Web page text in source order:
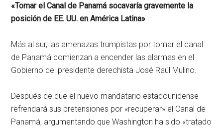
«Tomar el Canal de Panamá socavaría gravemente la
posición de EE. UU. en América Latina»
Más al sur, las amenazas trumpistas por tomar el canal
de Panamá comienzan a encender las alarmas en el
Gobierno del presidente derechista José Raúl Mulino.
Después de que el nuevo mandatario estadounidense
refrendará sus pretensiones por «recuperar» el Canal de
Panamá, argumentando que Washington ha sido «tratado